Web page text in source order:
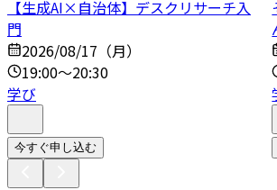
【生成AI×自治体】デスクリサーチ入
門
2026/08/17（月）
19:00～20:30
学び
今すぐ申し込む